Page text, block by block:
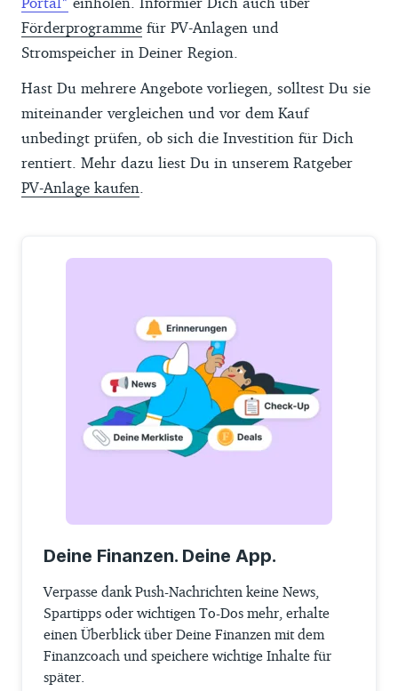
Förderprogramme für PV-Anlagen und
Stromspeicher in Deiner Region.
Hast Du mehrere Angebote vorliegen, solltest Du sie
miteinander vergleichen und vor dem Kauf
unbedingt prüfen, ob sich die Investition für Dich
rentiert. Mehr dazu liest Du in unserem Ratgeber
PV-Anlage kaufen
Deine Finanzen. Deine App.
Verpasse dank Push-Nachrichten keine News,
Spartipps oder wichtigen To-Dos mehr, erhalte
einen Überblick über Deine Finanzen mit dem
Finanzcoach und speichere wichtige Inhalte für
später.